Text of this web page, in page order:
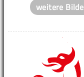
weitere